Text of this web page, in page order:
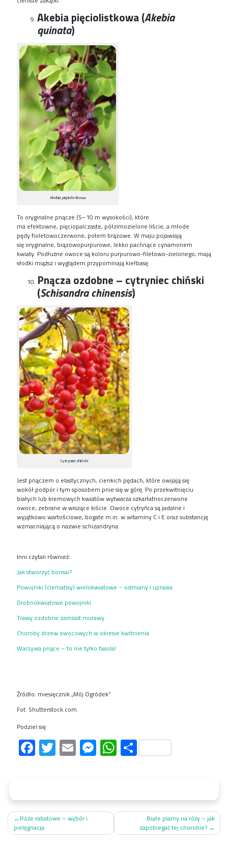
Akebia pięciolistkowa (Akebia
quinata)
Akebia pięciolistkowa
To oryginalne pnącze (5–10 m wysokości), które
ma efektowne, pięciopalczaste, półzimozielone liście, a młode
pędyfioletowoczerwone, potem brązowe. W maju pojawiają
się oryginalne, brązowopurpurowe, lekko pachnące cynamonem
kwiaty. Podłużne owoce są koloru purpurowo-filetowo-zielonego, mają
słodki miąższ i wyglądem przypominają kiełbasę.
Pnącza ozdobne – cytryniec chiński
(Schisandra chinensis)
Cytryniec chiński
Jest pnączem o elastycznych, cienkich pędach, które owijają się
wokół podpóri tym sposobem pnie się w górę. Po przekwitnięciu
białych lub kremowych kwiatówwytwarzaszkarłatnoczerwone
owoce, zebrane w wiszące kiście. Owoce cytryńcasą jadalne i
wyjątkowo wartościowe, bogate m.in. w witaminy C i E oraz substancję
wzmacniającą o nazwie schizandryna.
Inni czytali również:
Jak stworzyć bonsai?
Powojniki (clematisy) wielokwiatowe – odmiany i uprawa
Drobnokwiatowe powojniki
Trawy ozdobne zamiast murawy
Choroby drzew owocowych w okresie kwitnienia
Warzywa pnące – to nie tylko fasola!
Źródło: miesięcznik „Mój Ogródek”
Fot. Shutterstock.com
Podziel się
Facebook
Twitter
EmailMessenger
WhatsApp
Share
Nawigacja
wpisu
Róże rabatowe – wybór i
pielęgnacja
Białe plamy na róży – jak
zapobiegać tej chorobie?